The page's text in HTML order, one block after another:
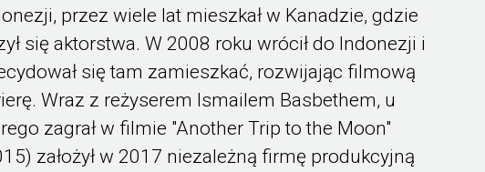
przez wiele lat mieszkał w Kanadzie, gdzie
się aktorstwa. W 2008 roku wrócił do Indonezji i
się tam zamieszkać, rozwijając filmową
Wraz z reżyserem Ismailem Basbethem, u
zagrał w filmie "Another Trip to the Moon"
założył w 2017 niezależną firmę produkcyjną